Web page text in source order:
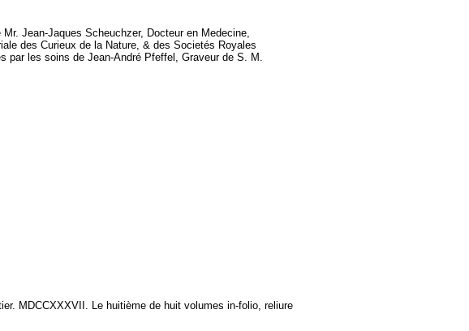
Jean-Jaques Scheuchzer, Docteur en Medecine,
des Curieux de la Nature, & des Societés Royales
par les soins de Jean-André Pfeffel, Graveur de S. M.
MDCCXXXVII. Le huitième de huit volumes in-folio, reliure